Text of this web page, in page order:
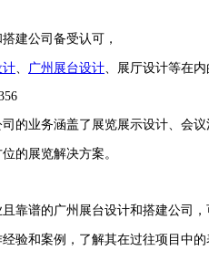
建公司 备受认可，
计、 广州展台设计、展厅设计等在内
的业务涵盖了展览展示设计、会议
的展览解决方案。
靠谱的广州展台设计和搭建公司，
验和案例，了解其在过往项目中的